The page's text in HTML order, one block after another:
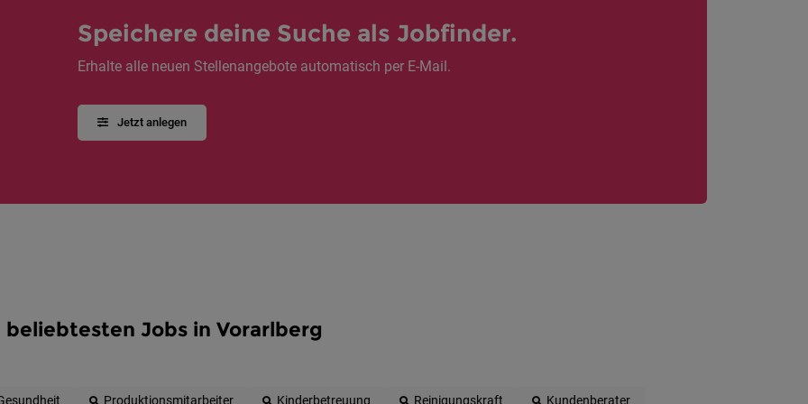
Speichere deine Suche als Jobfinder.
Erhalte alle neuen Stellenangebote automatisch per E-Mail.
Jetzt anlegen
beliebtesten Jobs in Vorarlberg
Produktionsmitarbeiter Kinderbetreuung Reinigungskraft Kundenberater